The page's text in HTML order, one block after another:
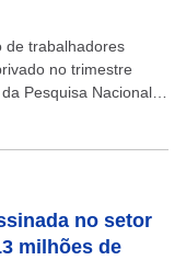
de trabalhadores
no trimestre
Pesquisa Nacional
no setor
milhões de